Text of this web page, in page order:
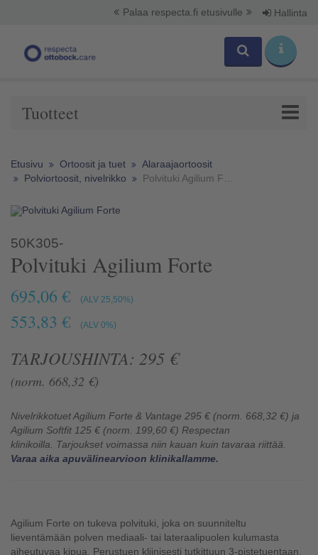
Palaa respecta.fi etusivulle Hallinta
Tuotteet
Etusivu Ortoosit ja tuet
Alaraajaortoosit
Polviortoosit, nivelrikko
Polvituki Agilium Forte
50K305-
Polvituki Agilium Forte
695,06 € (ALV 25,50%)
553,83 € (ALV 0%)
TARJOUSHINTA: 295 €
(norm. 668,32 €)
Nivelrikkotuet Agilium Forte & Vantage 295 € (norm. 668,32 €) ja
Agilium Softfit 125 € (norm. 199,60 €) Respectan
klinikoilla. Tarjoukset voimassa niin kauan kuin tavaraa riittää.
Varaa aika apuvälinearvioon klinikallamme.
Agilium Forte on tukeva polvituki, joka on suunniteltu
lieventämään polven mediaali- tai lateraalipuolen kulumasta
aiheutuvaa kipua. Perustuen kliinisesti tutkittuun 3-pistetuentaan,